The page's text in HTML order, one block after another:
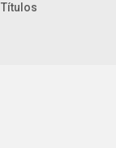
Títulos